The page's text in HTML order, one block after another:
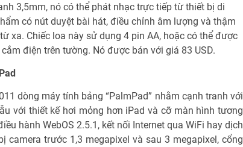
3,5mm, nó có thể phát nhạc trực tiếp từ thiết bị di
có nút duyệt bài hát, điều chỉnh âm lượng và thậm
xa. Chiếc loa này sử dụng 4 pin AA, hoặc có thể được
điện trên tường. Nó được bán với giá 83 USD.
dòng máy tính bảng “PalmPad” nhằm cạnh tranh với
với thiết kế hơi mỏng hơn iPad và cỡ màn hình tương
hành WebOS 2.5.1, kết nối Internet qua WiFi hay dịch
camera trước 1,3 megapixel và sau 3 megapixel, cổng